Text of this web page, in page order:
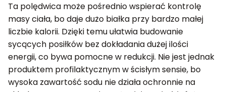
Ta polędwica może pośrednio wspierać kontrolę
masy ciała, bo daje dużo białka przy bardzo małej
liczbie kalorii. Dzięki temu ułatwia budowanie
sycących posiłków bez dokładania dużej ilości
energii, co bywa pomocne w redukcji. Nie jest jednak
produktem profilaktycznym w ścisłym sensie, bo
wysoka zawartość sodu nie działa ochronnie na